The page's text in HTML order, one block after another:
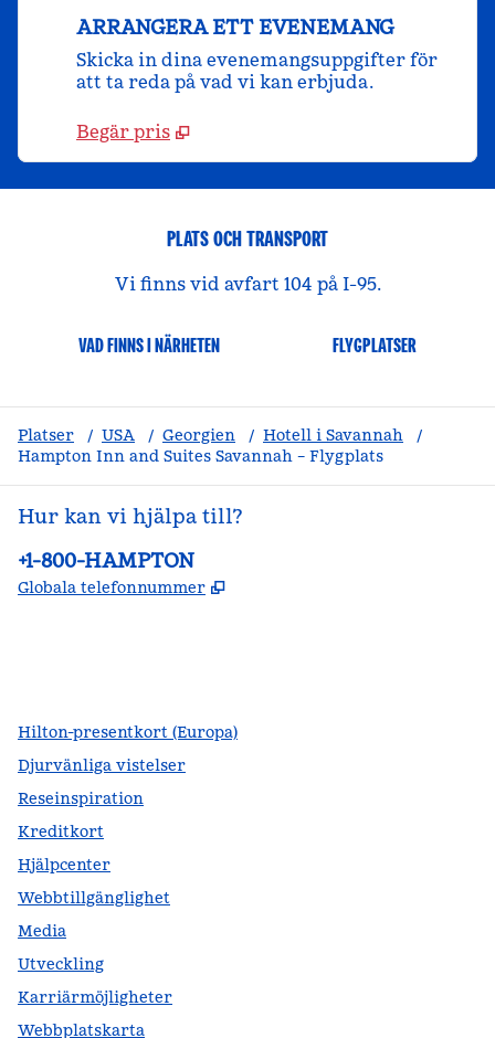
ARRANGERA ETT EVENEMANG
Skicka in dina evenemangsuppgifter för
att ta reda på vad vi kan erbjuda.
Begär pris
PLATS OCH TRANSPORT
Vi finns vid avfart 104 på I-95.
VAD FINNS I NÄRHETEN FLYGPLATSER
Platser / USA / Georgien / Hotell i Savannah
/
Hampton Inn and Suites Savannah – Flygplats
Hur kan vi hjälpa till?
Telefon:
+1-800-HAMPTON
Globala telefonnummer ,
Hilton-presentkort (Europa)
Djurvänliga vistelser
Reseinspiration
Kreditkort
Hjälpcenter
Webbtillgänglighet
Media
Utveckling
Karriärmöjligheter
Webbplatskarta